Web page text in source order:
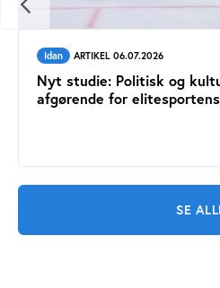
Idan ARTIKEL 06.07.2026
Nyt studie: Politisk og
afgørende for
SE